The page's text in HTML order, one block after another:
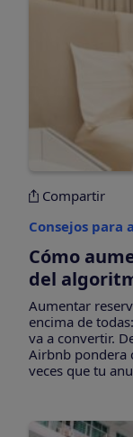
Compartir
Consejos para
Cómo
del
Aumentar
encima de
va a convertir.
Airbnb pondera
veces que tu